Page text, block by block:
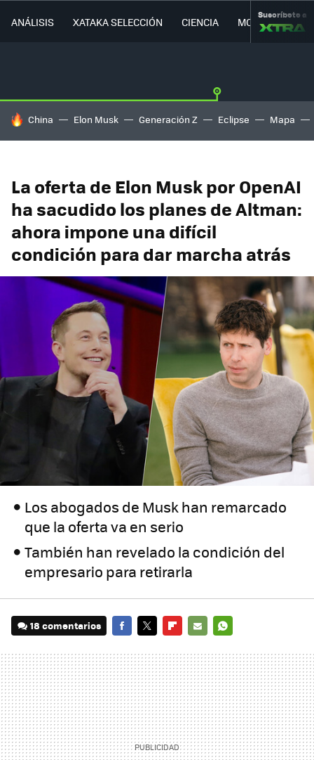
ANÁLISIS XATAKA SELECCIÓN CIENCIA MOVILIDAD
Suscríbete a
HOY SE HABLA DE
China Elon Musk Generación Z Eclipse Mapa
La oferta de Elon Musk por OpenAI
ha sacudido los planes de Altman:
ahora impone una difícil
condición para dar marcha atrás
Los abogados de Musk han remarcado
que la oferta va en serio
También han revelado la condición del
empresario para retirarla
18 comentarios
MAIL